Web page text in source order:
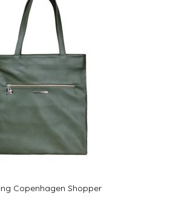
Copenhagen Shopper